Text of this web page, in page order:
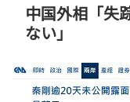
中国外相「失
ない」